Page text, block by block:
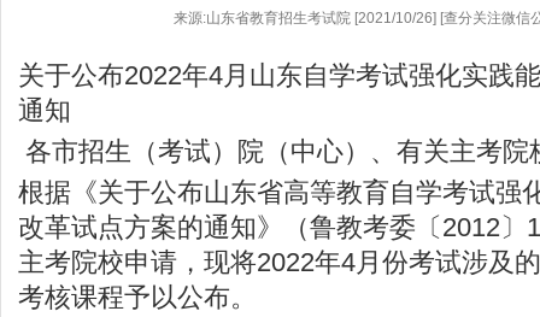
来源:山东省教育招生考试院 [2021/10/26] [查分关注微信
关于公布2022年4月山东自学考试强化实践
通知
各市招生（考试）院（中心）、有关主考院
根据《关于公布山东省高等教育自学考试强
改革试点方案的通知》（鲁教考委〔2012〕
主考院校申请，现将2022年4月份考试涉及
考核课程予以公布。